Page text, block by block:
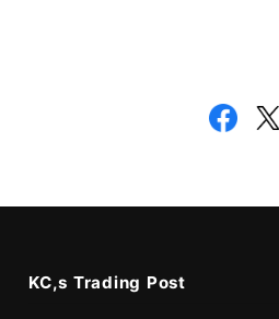
KC,s Trading Post